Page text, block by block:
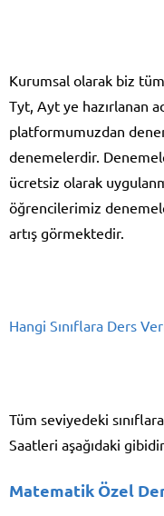
Kurumsal olarak biz
Tyt, Ayt ye hazırlanan
platformumuzdan
denemelerdir.
ücretsiz olarak
öğrencilerimiz
artış görmektedir.
Hangi Sınıflara Ders
Tüm seviyedeki
Saatleri aşağıdaki gibidir.
Matematik Özel